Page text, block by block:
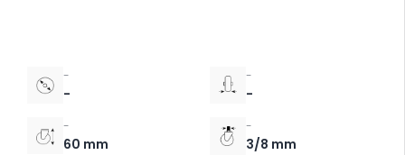
-
-
-
-
-
60 mm
-
3/8 mm